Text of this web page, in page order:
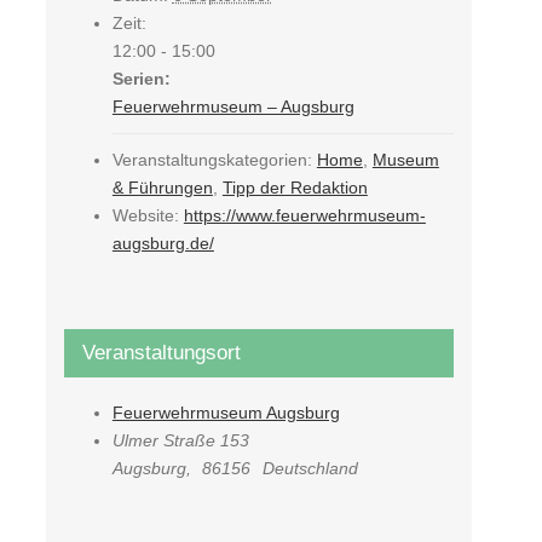
Zeit:
12:00 - 15:00
Serien:
Feuerwehrmuseum – Augsburg
Veranstaltungskategorien: Home, Museum
& Führungen Tipp der Redaktion
Website: https://www.feuerwehrmuseum-
augsburg.de/
Veranstaltungsort
Feuerwehrmuseum Augsburg
Ulmer Straße 153
Augsburg, 86156 Deutschland